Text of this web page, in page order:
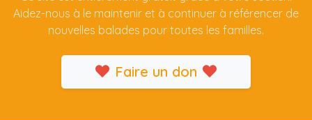
Aidez-nous à le maintenir et à continuer à référencer de
nouvelles balades pour toutes les familles.
Faire un don